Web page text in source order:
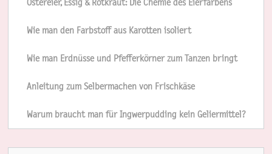
Ostereier, Essig & Rotkraut: Die Chemie des Eierfärbens
Wie man den Farbstoff aus Karotten isoliert
Wie man Erdnüsse und Pfefferkörner zum Tanzen bringt
Anleitung zum Selbermachen von Frischkäse
Warum braucht man für Ingwerpudding kein Geliermittel?